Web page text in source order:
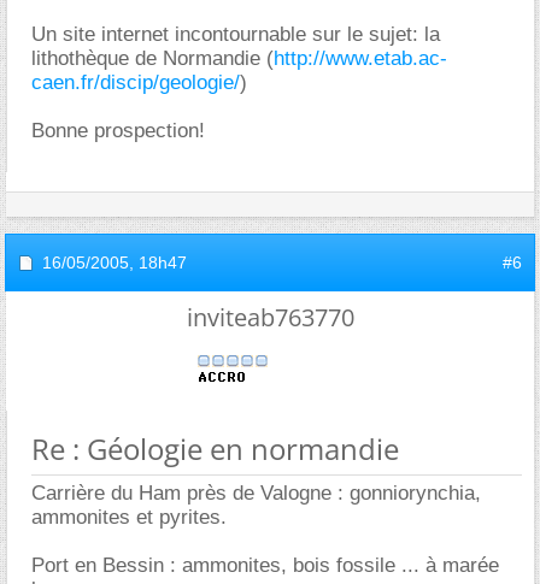
Un site internet incontournable sur le sujet: la
lithothèque de Normandie (http://www.etab.ac-
caen.fr/discip/geologie/)
Bonne prospection!
16/05/2005, 18h47 #6
inviteab763770
Re : Géologie en normandie
Carrière du Ham près de Valogne : gonniorynchia,
ammonites et pyrites.
Port en Bessin : ammonites, bois fossile ... à marée